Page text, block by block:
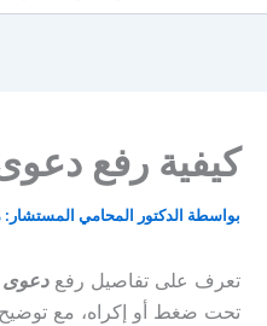
كيفية رفع
بواسطة الدكتور المحامي
تعرف على تفاصيل رفعدعوى
تحت ضغط أو إكراه، مع توضيح